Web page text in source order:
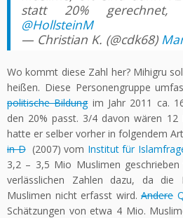
statt 20% gerechnet,
@HollsteinM
— Christian K. (@cdk68)
Wo kommt diese Zahl her? Mihigru
heißen. Diese Personengruppe
politische Bildungim Jahr 2011 ca.
den 20% passt. 3/4 davon wären
hatte er selber vorher in folgendem
in D(2007) vom Institut für
3,2 – 3,5 Mio Muslimen
verlässlichen Zahlen dazu, da die
Muslimen nicht erfasst wird. Andere
Schätzungen von etwa 4 Mio.